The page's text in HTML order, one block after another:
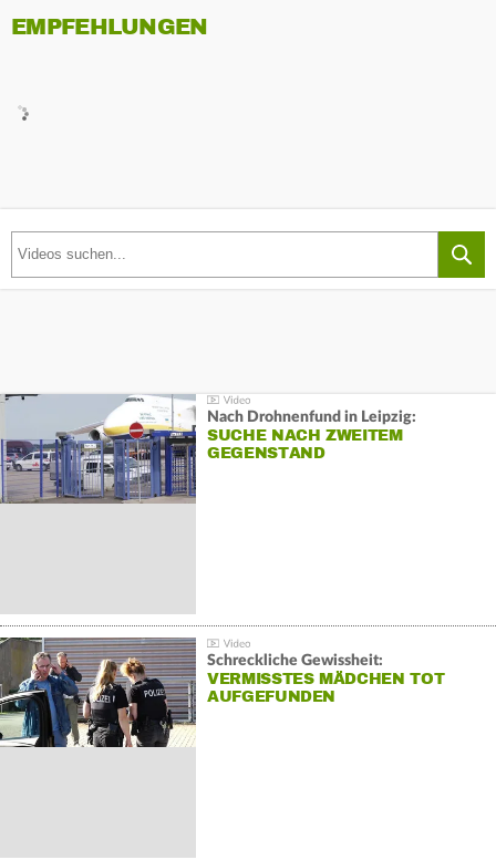
EMPFEHLUNGEN
Nach Drohnenfund in Leipzig:
SUCHE NACH ZWEITEM
GEGENSTAND
Schreckliche Gewissheit:
VERMISSTES MÄDCHEN TOT
AUFGEFUNDEN